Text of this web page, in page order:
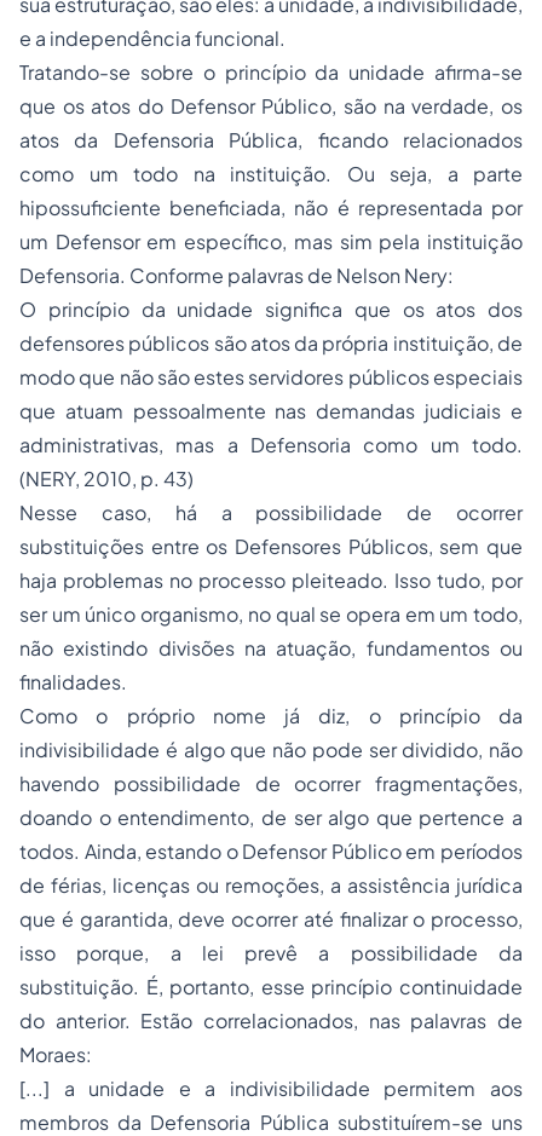
e a independência funcional.
Tratando-se sobre o princípio da unidade afirma-se
que os atos do Defensor Público, são na verdade, os
atos da Defensoria Pública, ficando relacionados
como um todo na instituição. Ou seja, a parte
hipossuficiente beneficiada, não é representada por
um Defensor em específico, mas sim pela instituição
Defensoria. Conforme palavras de Nelson Nery:
O princípio da unidade significa que os atos dos
defensores públicos são atos da própria instituição, de
modo que não são estes servidores públicos especiais
que atuam pessoalmente nas demandas judiciais e
administrativas, mas a Defensoria como um todo.
(NERY, 2010, p. 43)
Nesse caso, há a possibilidade de ocorrer
substituições entre os Defensores Públicos, sem que
haja problemas no processo pleiteado. Isso tudo, por
ser um único organismo, no qual se opera em um todo,
não existindo divisões na atuação, fundamentos ou
finalidades.
Como o próprio nome já diz, o princípio da
indivisibilidade é algo que não pode ser dividido, não
havendo possibilidade de ocorrer fragmentações,
doando o entendimento, de ser algo que pertence a
todos. Ainda, estando o Defensor Público em períodos
de férias, licenças ou remoções, a assistência jurídica
que é garantida, deve ocorrer até finalizar o processo,
isso porque, a lei prevê a possibilidade da
substituição. É, portanto, esse princípio continuidade
do anterior. Estão correlacionados, nas palavras de
Moraes:
[...] a unidade e a indivisibilidade permitem aos
membros da Defensoria Pública substituírem-se uns